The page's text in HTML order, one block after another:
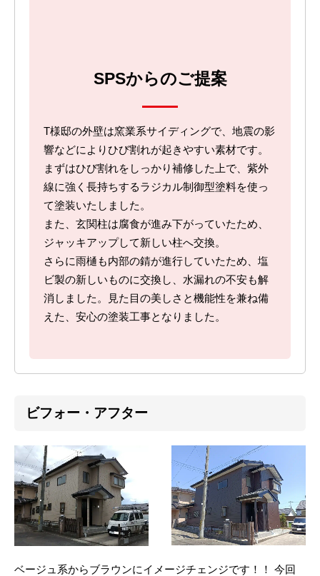
SPSからのご提案
T様邸の外壁は窯業系サイディングで、地震の影
響などによりひび割れが起きやすい素材です。
まずはひび割れをしっかり補修した上で、紫外
線に強く長持ちするラジカル制御型塗料を使っ
て塗装いたしました。
また、玄関柱は腐食が進み下がっていたため、
ジャッキアップして新しい柱へ交換。
さらに雨樋も内部の錆が進行していたため、塩
ビ製の新しいものに交換し、水漏れの不安も解
消しました。見た目の美しさと機能性を兼ね備
えた、安心の塗装工事となりました。
ビフォー・アフター
ベージュ系からブラウンにイメージチェンジです！！ 今回